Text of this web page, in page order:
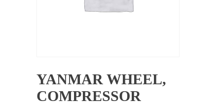
YANMAR WHEEL,
COMPRESSOR